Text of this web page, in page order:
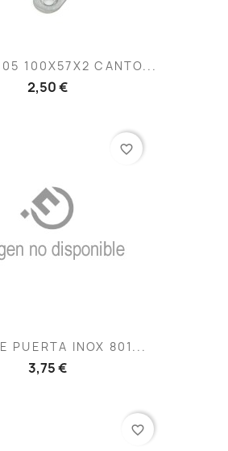
100X57X2 CANTO...
2,50 €
PUERTA INOX 801...
3,75 €
favorite_border
favorite_border